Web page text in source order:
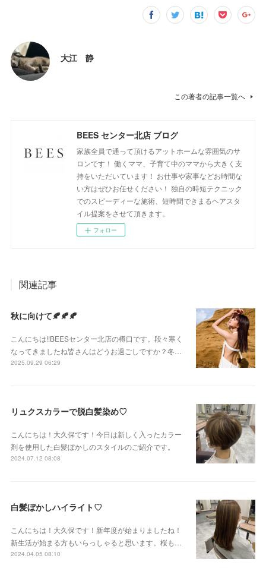
大江 静
この著者の記事一覧へ
BEES センター北店 ブログ
家族全員で通って頂けるアットホームな雰囲気のサ
ロンです！ 働くママ、子育て中のママから大きく支
持をいただいています！ お仕事や家事などお時間な
い方はぜひお任せください！ 独自の時短テクニック
でのスピーディーな施術、短時間できまるヘアスタ
イル提案をさせて頂きます。
フォロー
関連記事
秋に向けて🍂🍂🍂
こんにちは!!BEESセンター北店の樽口です。段々寒く
なってきましたね皆さんはどうお過ごしですか？冬…
2025.09.29 06:29
リュクスカラーで脱白髪染め♡
こんにちは！大久保です！今日は新しく入ったカラー
剤を使用した白髪ぼかしのスタイルのご紹介です。
2024.07.12 08:08
白髪ぼかしハイライト♡
こんにちは！大久保です！新年度が始まりましたね！
新生活が始まる方もいらっしゃると思います。桜も…
2024.04.05 08:10